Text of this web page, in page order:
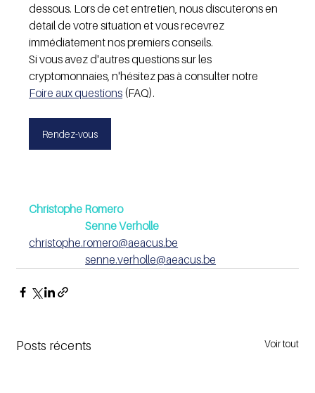
dessous. Lors de cet entretien, nous discuterons en
détail de votre situation et vous recevrez
immédiatement nos premiers conseils.
Si vous avez d'autres questions sur les
cryptomonnaies, n'hésitez pas à consulter notre
Foire aux questions (FAQ).
Rendez-vous
Christophe Romero
Senne Verholle
christophe.romero@aeacus.be
senne.verholle@aeacus.be
Posts récents Voir tout